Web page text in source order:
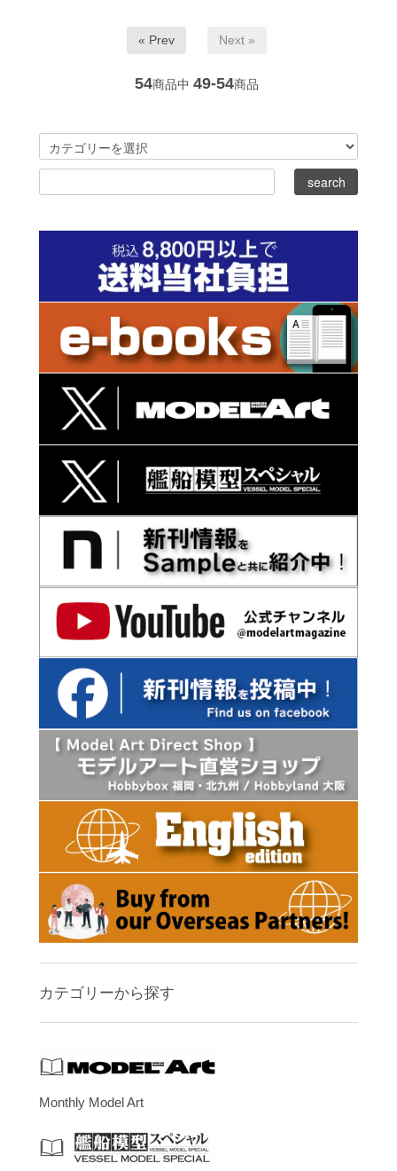
« Prev Next »
54商品中 49-54商品
カテゴリーから探す
Monthly Model Art